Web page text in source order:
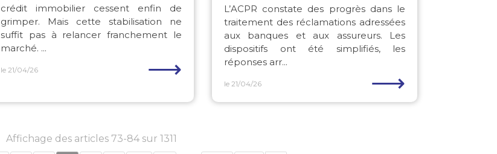
crédit immobilier cessent enfin de
grimper. Mais cette stabilisation ne
suffit pas à relancer franchement le
marché. ...
le 21/04/26 ⟶
L’ACPR constate des progrès dans le
traitement des réclamations adressées
aux banques et aux assureurs. Les
dispositifs ont été simplifiés, les
réponses arr...
le 21/04/26 ⟶
Affichage des articles 73-84 sur 1311